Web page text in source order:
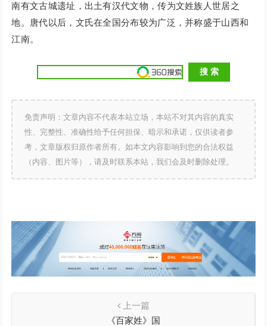
南有文古城遗址，出土有汉代文物，传为文姓族人世居之
地。唐代以后，文氏在全国分布较为广泛，并称盛于山西和
江南。
免责声明：文章内容不代表本站立场，本站不对其内容的真实
性、完整性、准确性给予任何担保、暗示和承诺，仅供读者参
考，文章版权归原作者所有。如本文内容影响到您的合法权益
（内容、图片等），请及时联系本站，我们会及时删除处理。
上一篇
《百家姓》国